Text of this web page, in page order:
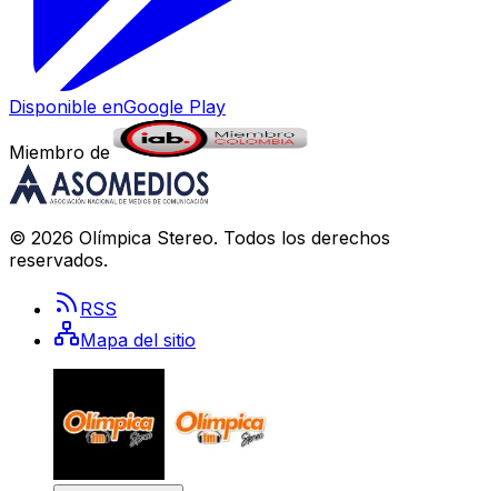
Disponible enGoogle Play
Miembro de
© 2026 Olímpica Stereo. Todos los derechos
reservados.
RSS
Mapa del sitio